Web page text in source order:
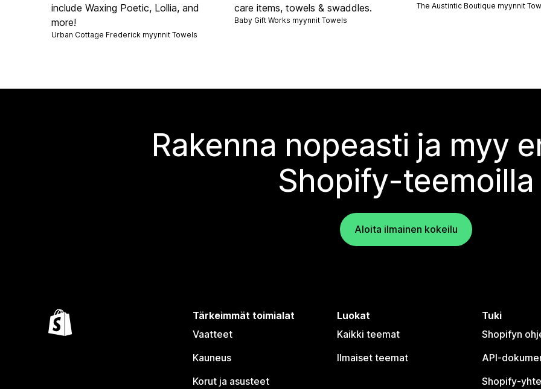
include Waxing Poetic, Lollia, and
more!
Urban Cottage Frederick myynnitTowels
care items, towels & swaddles.
Baby Gift Works myynnit Towels
The Austintic Boutique myynnit
Rakenna nopeasti ja myy
Shopify-teemoilla
Aloita ilmainen kokeilu
Tärkeimmät toimialat
Vaatteet
Kauneus
Korut ja asusteet
Luokat
Kaikki teemat
Ilmaiset teemat
Tuki
Shopifyn
API-
Shopify-